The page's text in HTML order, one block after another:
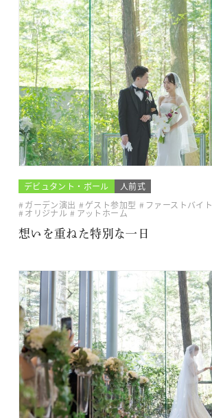
デビュタント・ボール
人前式
ガーデン演出
ゲスト参加型 ファーストバイト
オリジナル
アットホーム
想いを重ねた特別な一日